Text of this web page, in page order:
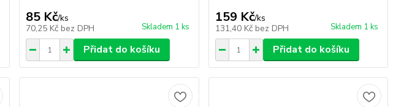
85 Kč/ks
70,25 Kč bez DPH Skladem 1 ks
Přidat do košíku
159 Kč/ks
131,40 Kč bez DPH Skladem 1 ks
Přidat do košíku